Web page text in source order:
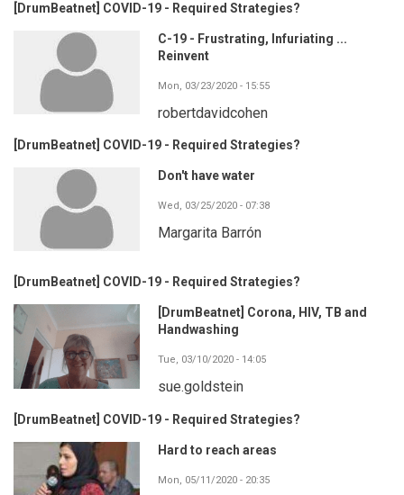
[DrumBeatnet] COVID-19 - Required Strategies?
C-19 - Frustrating, Infuriating ...
Reinvent
Mon, 03/23/2020 - 15:55
robertdavidcohen
[DrumBeatnet] COVID-19 - Required Strategies?
Don't have water
Wed, 03/25/2020 - 07:38
Margarita Barrón
[DrumBeatnet] COVID-19 - Required Strategies?
[DrumBeatnet] Corona, HIV, TB and
Handwashing
Tue, 03/10/2020 - 14:05
sue.goldstein
[DrumBeatnet] COVID-19 - Required Strategies?
Hard to reach areas
Mon, 05/11/2020 - 20:35